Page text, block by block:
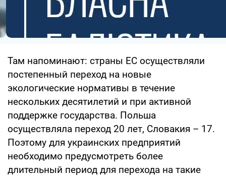
Там напоминают: страны ЕС осуществляли
постепенный переход на новые
экологические нормативы в течение
нескольких десятилетий и при активной
поддержке государства. Польша
осуществляла переход 20 лет, Словакия – 17.
Поэтому для украинских предприятий
необходимо предусмотреть более
длительный период для перехода на такие